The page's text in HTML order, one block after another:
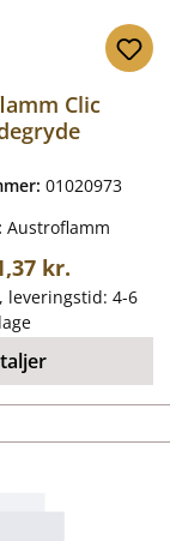
Clic
01020973
Austroflamm
pris:
kr.
leveringstid: 4-6